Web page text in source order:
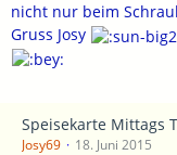
nicht nur beim
Gruss Josy
Speisekarte Mittags
Josy69 18. Juni 2015